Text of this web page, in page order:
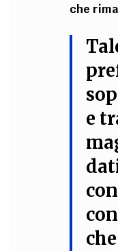
che
e